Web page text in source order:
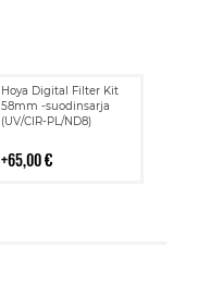
Hoya Digital Filter Kit
58mm -suodinsarja
(UV/CIR-PL/ND8)
65,00 €
Lisää
ostoskoriin